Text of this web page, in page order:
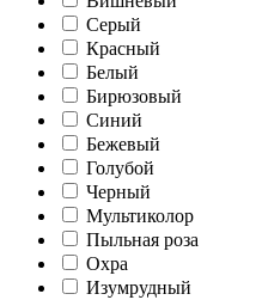
Серый
Красный
Белый
Бирюзовый
Синий
Бежевый
Голубой
Черный
Мультиколор
Пыльная роза
Охра
Изумрудный